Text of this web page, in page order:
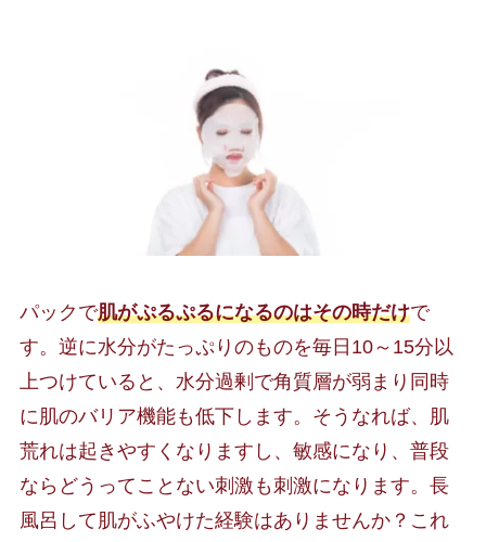
パックで肌がぷるぷるになるのはその時だけで
す。逆に水分がたっぷりのものを毎日10～15分以
上つけていると、水分過剰で角質層が弱まり同時
に肌のバリア機能も低下します。そうなれば、肌
荒れは起きやすくなりますし、敏感になり、普段
ならどうってことない刺激も刺激になります。長
風呂して肌がふやけた経験はありませんか？これ